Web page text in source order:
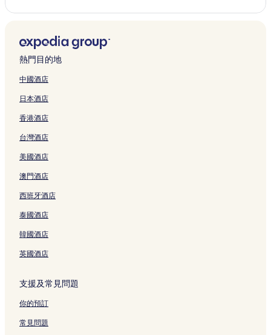
熱門目的地
中國酒店
日本酒店
香港酒店
台灣酒店
美國酒店
澳門酒店
西班牙酒店
泰國酒店
韓國酒店
英國酒店
支援及常見問題
你的預訂
常見問題